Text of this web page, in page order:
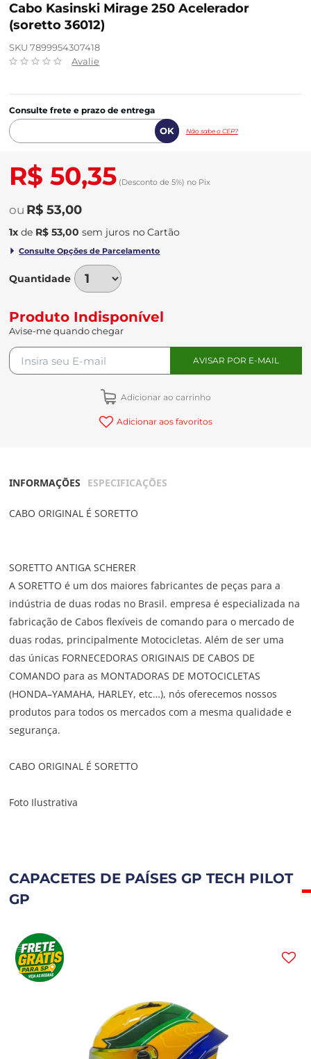
Cabo Kasinski Mirage 250 Acelerador
(soretto 36012)
SKU 7899954307418
Avalie
Consulte frete e prazo de entrega
Não sabe o CEP?
R$ 50,35 (Desconto de 5%) no Pix
R$ 53,00
1x de R$ 53,00 sem juros no
Quantidade
Produto Indisponível
Avise-me quando chegar
Adicionar ao carrinho
Adicionar aos favoritos
INFORMAÇÕES ESPECIFICAÇÕES
CABO ORIGINAL É SORETTO
SORETTO ANTIGA SCHERER
A SORETTO é um dos maiores fabricantes de peças para a
indústria de duas rodas no Brasil. empresa é especializada na
fabricação de Cabos flexíveis de comando para o mercado de
duas rodas, principalmente Motocicletas. Além de ser uma
das únicas FORNECEDORAS ORIGINAIS DE CABOS DE
COMANDO para as MONTADORAS DE MOTOCICLETAS
(HONDA–YAMAHA, HARLEY, etc…), nós oferecemos nossos
produtos para todos os mercados com a mesma qualidade e
segurança.
CABO ORIGINAL É SORETTO
Foto Ilustrativa
CAPACETES DE PAÍSES GP TECH PILOT
GP